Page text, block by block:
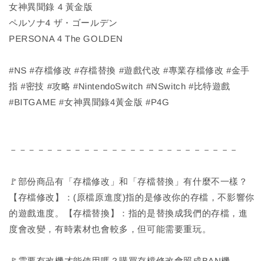
女神異聞錄 4 黃金版
ペルソナ4 ザ・ゴールデン
PERSONA 4 The GOLDEN
#NS #存檔修改 #存檔替換 #遊戲代改 #專業存檔修改 #金手
指 #密技 #攻略 #NintendoSwitch #NSwitch #比特遊戲
#BITGAME #女神異聞錄4黃金版 #P4G
－－－－－－－－－－－－－－－－－－－－－－－－－
🚩部份商品有「存檔修改」和「存檔替換」有什麼不一樣？
【存檔修改】：(原檔原進度)指的是修改你的存檔，不影響你
的遊戲進度。【存檔替換】：指的是替換成我們的存檔，進
度會改變，有時素材也會較多，但可能需要重玩。